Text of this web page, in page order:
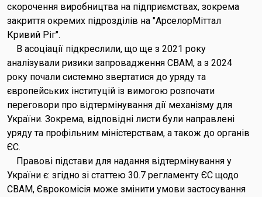
скорочення виробництва на підприємствах, зокрема
закриття окремих підрозділів на "АрселорМіттал
Кривий Ріг".
В асоціації підкреслили, що ще з 2021 року
аналізували ризики запровадження CBAM, а з 2024
року почали системно звертатися до уряду та
європейських інституцій із вимогою розпочати
переговори про відтермінування дії механізму для
України. Зокрема, відповідні листи були направлені
уряду та профільним міністерствам, а також до органів
ЄС.
Правові підстави для надання відтермінування у
України є: згідно зі статтею 30.7 регламенту ЄС щодо
CBAM, Єврокомісія може змінити умови застосування